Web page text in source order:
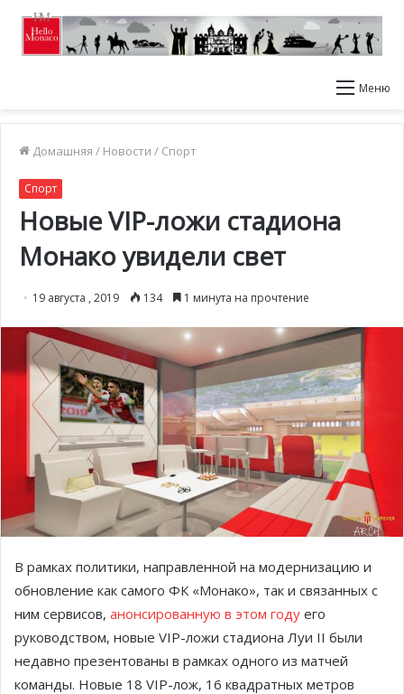
Меню
Домашняя / Новости / Спорт
Спорт
Новые VIP-ложи стадиона
Монако увидели свет
19 августа , 2019 134 1 минута на прочтение
В рамках политики, направленной на модернизацию и
обновление как самого ФК «Монако», так и связанных с
ним сервисов, анонсированную в этом году его
руководством, новые VIP-ложи стадиона Луи II были
недавно презентованы в рамках одного из матчей
команды. Новые 18 VIP-лож, 16 квадратных метров